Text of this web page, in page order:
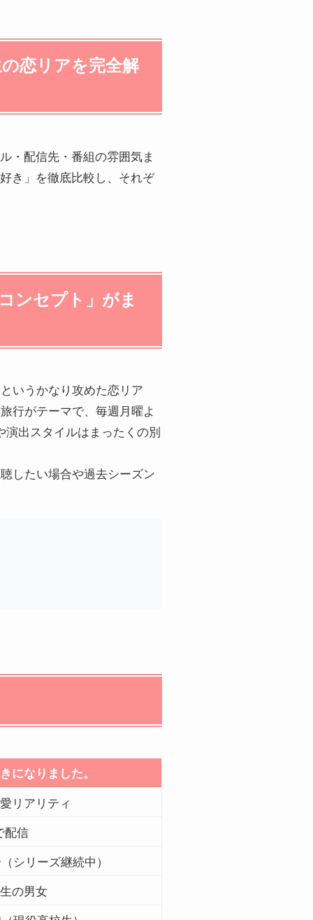
恋リアを完全解
・配信先・番組の雰囲気ま
き」を徹底比較し、それぞ
ンセプト」がま
いうかなり攻めた恋リア
行がテーマで、毎週月曜よ
出スタイルはまったくの別
したい場合や過去シーズン
になりました。
リアリティ
配信
シリーズ継続中）
の男女